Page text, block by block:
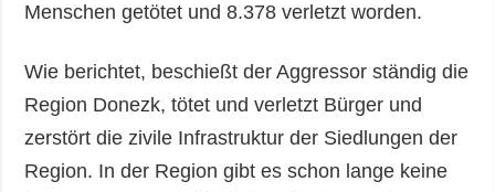
Menschen getötet und 8.378 verletzt worden.
Wie berichtet, beschießt der Aggressor ständig die
Region Donezk, tötet und verletzt Bürger und
zerstört die zivile Infrastruktur der Siedlungen der
Region. In der Region gibt es schon lange keine